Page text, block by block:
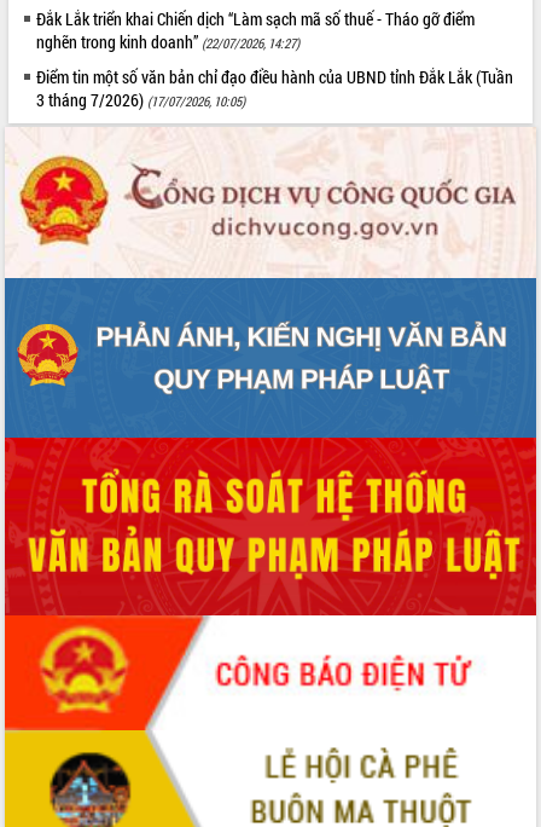
Du lịch Đắk Lắk nâng tầm trải nghiệm
du khách thông qua Hệ thống cơ sở dữ
liệu và Bản đồ số
Tập huấn ứng dụng trí tuệ nhân tạo (AI)
trong thương mại điện tử năm 2026
Đoàn đại biểu Quốc hội tỉnh Đắk Lắk
trao đổi thông tin trước Kỳ họp thứ
nhất, Quốc hội khóa XVI
Quyết liệt cải cách hành chính, khơi
thông nguồn lực phát triển
Nâng cao hiệu lực, hiệu quả HĐND
Xã Ea Phê gắn cải cách hành chính với
chuyển đổi số
Phó Chủ tịch Thường trực UBND tỉnh
tâm Phục vụ hành chính công xã Ea
Phê
Xây dựng nền hành chính số đồng
hành cùng nông dân dân, doanh nghiệp
Giai đoạn 2026-2030, Đắk Lắk phấn
đấu có 77% xã đạt chuẩn nông thôn
mới
Chuyển đổi số 'mở đường' cho nông
nghiệp Đắk Lắk tăng trưởng bứt phá
Triển khai đồng bộ đo đạc, lập hồ sơ
địa chính, hoàn thiện cơ sở dữ liệu đất
đai
Ứng dụng sinh trắc học - Bước tiến
trong hành trình chuyển đổi số tại Đắk
Đắk Lắk triển khai Chiến dịch “Làm sạch mã số thuế - Tháo gỡ điểm
nghẽn trong kinh doanh” (22/07/2026, 14:27)
Điểm tin một số văn bản chỉ đạo điều hành của UBND tỉnh Đắk Lắk (Tuần
3 tháng 7/2026) (17/07/2026, 10:05)